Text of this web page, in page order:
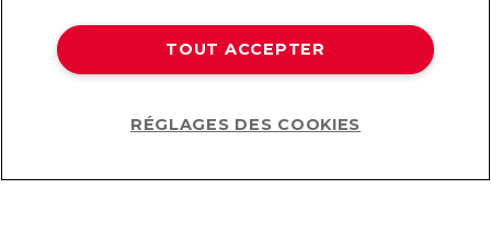
Livraison et expédition
Foire aux questions
Protection des données
©2026 Lovehoney Group Switzerland AG. Tous droits réservés.
TOUT ACCEPTER
RÉGLAGES DES COOKIES